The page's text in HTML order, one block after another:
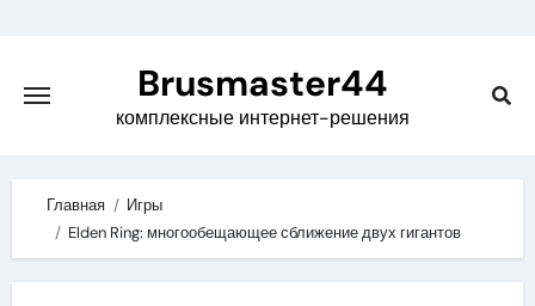
content
Brusmaster44
комплексные интернет-решения
Главная
Игры
Elden Ring: многообещающее сближение двух гигантов